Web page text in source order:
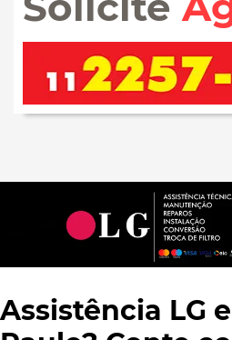
Assistência LG